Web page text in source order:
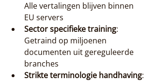
Alle vertalingen blijven binnen
EU servers
Sector specifieke training:
Getraind op miljoenen
documenten uit gereguleerde
branches
Strikte terminologie handhaving: